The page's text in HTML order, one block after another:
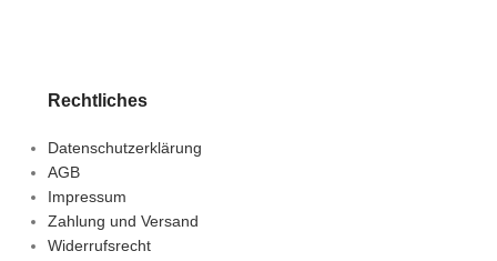
Rechtliches
Datenschutzerklärung
AGB
Impressum
Zahlung und Versand
Widerrufsrecht